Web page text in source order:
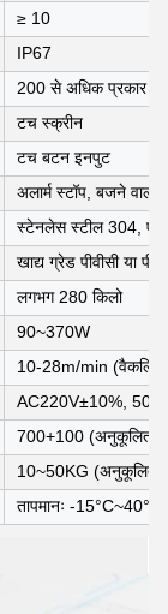
≥ 10
IP67
200 से अधिक प्रकार
टच स्क्रीन
टच बटन इनपुट
अलार्म स्टॉप, बजने वाला
स्टेनलेस स्टील 304,
खाद्य ग्रेड पीवीसी या
लगभग 280 किलो
90~370W
10-28m/min
AC220V±10%, 50-
700+100 (अनुकूलित
10~50KG (अनुकूलित
तापमानः -